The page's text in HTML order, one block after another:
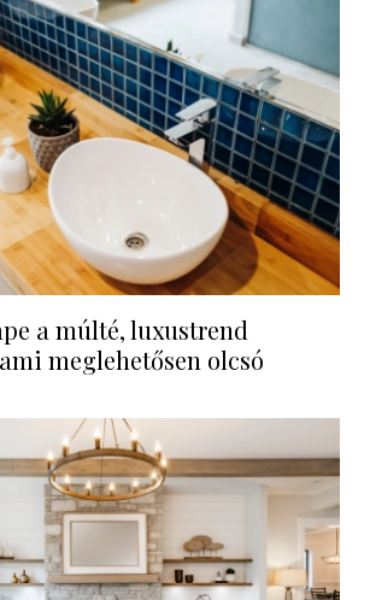
a múlté, luxustrend
meglehetősen olcsó